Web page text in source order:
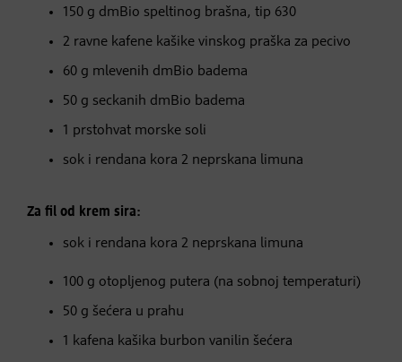
150 g dmBio speltinog brašna, tip 630
2 ravne kafene kašike vinskog praška za pecivo
60 g mlevenih dmBio badema
50 g seckanih dmBio badema
1 prstohvat morske soli
sok i rendana kora 2 neprskana limuna
Za fil od krem sira:
sok i rendana kora 2 neprskana limuna
100 g otopljenog putera (na sobnoj temperaturi)
50 g šećera u prahu
1 kafena kašika burbon vanilin šećera